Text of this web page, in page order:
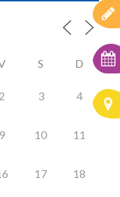
S D
2 3 4
9 10 11
17 18